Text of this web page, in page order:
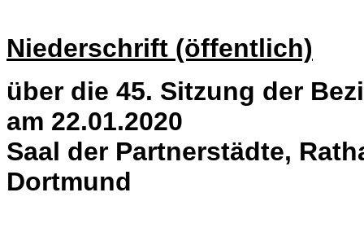
Niederschrift (öffentlich)
über die 45. Sitzung der
am 22.01.2020
Saal der Partnerstädte,
Dortmund